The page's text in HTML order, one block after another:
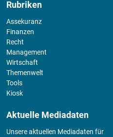
Rubriken
Assekuranz
Finanzen
Recht
Management
Wirtschaft
Themenwelt
Tools
Kiosk
Aktuelle Mediadaten
Unsere aktuellen Mediadaten für